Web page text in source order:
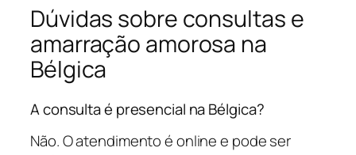
Dúvidas sobre consultas e
amarração amorosa na
Bélgica
A consulta é presencial na Bélgica?
Não. O atendimento é online e pode ser